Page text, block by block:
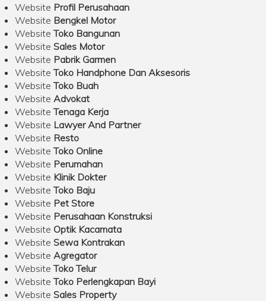
Website Profil Perusahaan
Website Bengkel Motor
WebsiteToko Bangunan
Website Sales Motor
Website Pabrik Garmen
WebsiteToko Handphone Dan Aksesoris
WebsiteToko Buah
Website Advokat
WebsiteTenaga Kerja
Website Lawyer And Partner
Website Resto
WebsiteToko Online
Website Perumahan
Website Klinik Dokter
WebsiteToko Baju
Website Pet Store
Website Perusahaan Konstruksi
Website Optik Kacamata
Website Sewa Kontrakan
Website Agregator
WebsiteToko Telur
WebsiteToko Perlengkapan Bayi
Website Sales Property